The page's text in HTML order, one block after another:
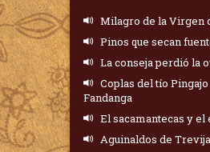
Milagro de la Virgen
Pinos que secan
La conseja perdió la
Coplas del tío
Fandanga
El sacamantecas y el
Aguinaldos de